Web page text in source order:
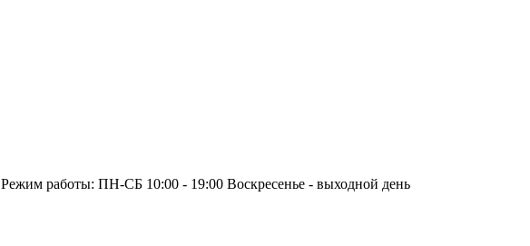
работы: ПН-СБ 10:00 - 19:00 Воскресенье - выходной день